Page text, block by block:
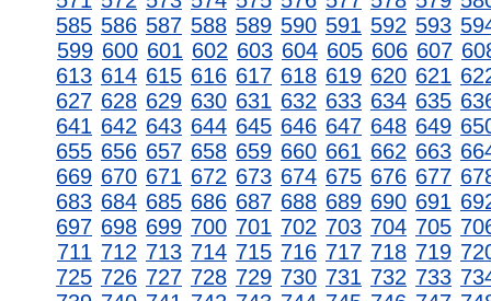
585 586 587 588 589 590 591 592 593
599 600 601 602 603 604 605 606 607
613 614 615 616 617 618 619 620 621
627 628 629 630 631 632 633 634 635
641 642 643 644 645 646 647 648 649
655 656 657 658 659 660 661 662 663
669 670 671 672 673 674 675 676 677
683 684 685 686 687 688 689 690 691
697 698 699 700 701 702 703 704 705
711 712 713 714 715 716 717 718 719
725 726 727 728 729 730 731 732 733